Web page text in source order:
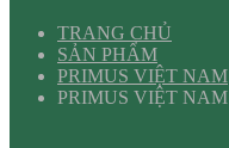
TRANG CHỦ
SẢN PHẨM
PRIMUS VIỆT NAM
PRIMUS VIỆT NAM